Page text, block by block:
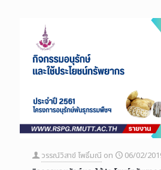
วรรณ์วิสาข์ โพธิ์มณี on
06/02/